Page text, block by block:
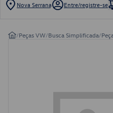
Nova Serrana Entre/registre-se
/Peças VW/Busca Simplificada/